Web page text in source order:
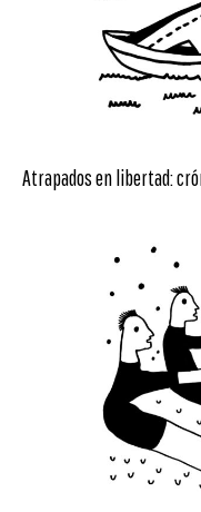
Atrapados en libertad: